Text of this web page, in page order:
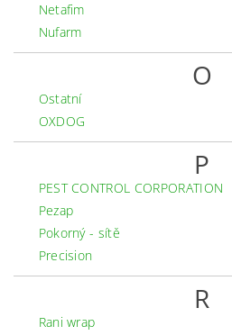
Netafim
Nufarm
O
Ostatní
OXDOG
P
PEST CONTROL CORPORATION
Pezap
Pokorný - sítě
Precision
R
Rani wrap